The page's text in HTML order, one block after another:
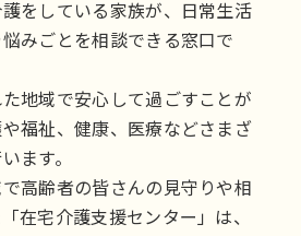
をしている家族が、日常生活
みごとを相談できる窓口で
地域で安心して過ごすことが
福祉、健康、医療などさまざ
ます。
高齢者の皆さんの見守りや相
在宅介護支援センター」は、